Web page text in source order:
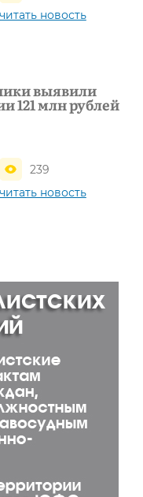
читать новость
выявили
121 млн рублей
239
читать новость